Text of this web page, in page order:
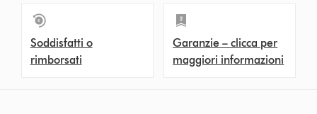
Soddisfatti o
rimborsati
Garanzie – clicca per
maggiori informazioni